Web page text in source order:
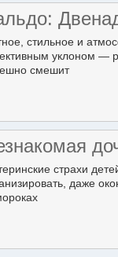
стильное и
уклоном —
смешит
страхи
даже